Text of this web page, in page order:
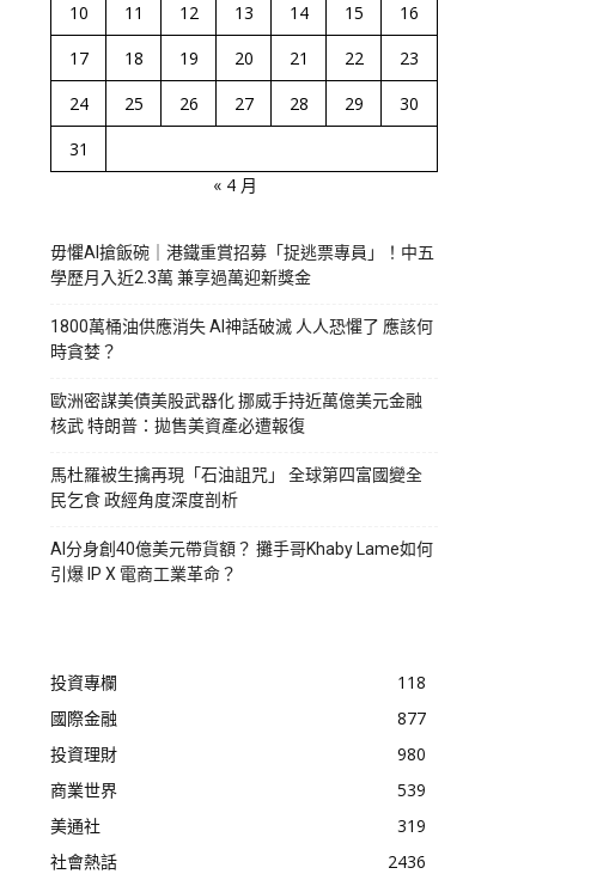
10
11 12 13 14 15
16
17
18 19 20 21 22
23
24
25 26 27 28 29
30
31
« 4 月
毋懼AI搶飯碗｜港鐵重賞招募「捉逃票專員」！中五
學歷月入近2.3萬 兼享過萬迎新獎金
1800萬桶油供應消失 AI神話破滅 人人恐懼了 應該何
時貪婪？
歐洲密謀美債美股武器化 挪威手持近萬億美元金融
核武 特朗普：拋售美資產必遭報復
馬杜羅被生擒再現「石油詛咒」 全球第四富國變全
民乞食 政經角度深度剖析
AI分身創40億美元帶貨額？ 攤手哥Khaby Lame如何
引爆 IP X 電商工業革命？
投資專欄
118
國際金融
877
投資理財
980
商業世界
539
美通社
319
社會熱話
2436